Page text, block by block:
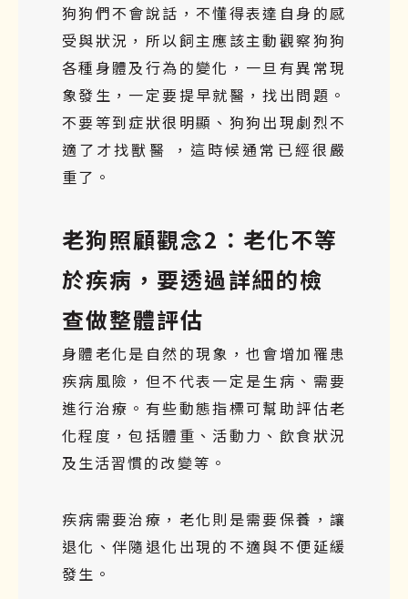
狗狗們不會說話，不懂得表達自身的感
受與狀況，所以飼主應該主動觀察狗狗
各種身體及行為的變化，一旦有異常現
象發生，一定要提早就醫，找出問題。
不要等到症狀很明顯、狗狗出現劇烈不
適了才找獸醫 ，這時候通常已經很嚴
重了。
老狗照顧觀念2：老化不等
於疾病，要透過詳細的檢
查做整體評估
身體老化是自然的現象，也會增加罹患
疾病風險，但不代表一定是生病、需要
進行治療。有些動態指標可幫助評估老
化程度，包括體重、活動力、飲食狀況
及生活習慣的改變等。
疾病需要治療，老化則是需要保養，讓
退化、伴隨退化出現的不適與不便延緩
發生。